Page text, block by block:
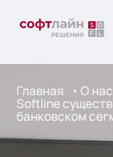
Главная О нас
Softline
банковском